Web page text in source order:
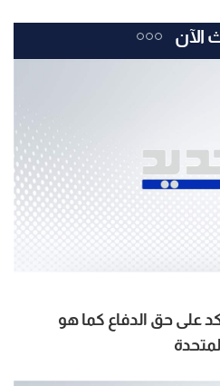
الآن
على حق الدفاع كما هو